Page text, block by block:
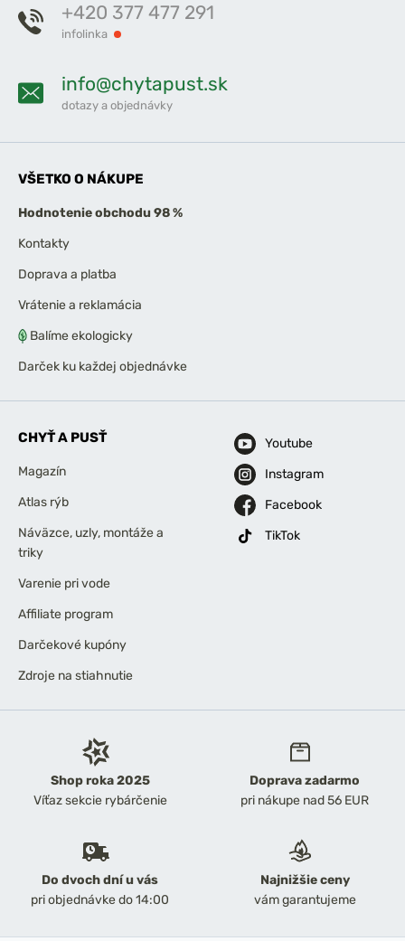
Shop roka 2025
Víťaz sekcie rybárčenie
Doprava zadarmo
pri nákupe nad 56 EUR
Do dvoch dní u vás
pri objednávke do 14:00
Najnižšie ceny
vám garantujeme
+420 377 477 291
infolinka
info@chytapust.sk
dotazy a objednávky
VŠETKO O NÁKUPE
Hodnotenie obchodu 98 %
Kontakty
Doprava a platba
Vrátenie a reklamácia
Balíme ekologicky
Darček ku každej objednávke
CHYŤ A PUSŤ
Magazín
Atlas rýb
Náväzce, uzly, montáže a
triky
Varenie pri vode
Affiliate program
Darčekové kupóny
Zdroje na stiahnutie
Youtube
Instagram
Facebook
TikTok